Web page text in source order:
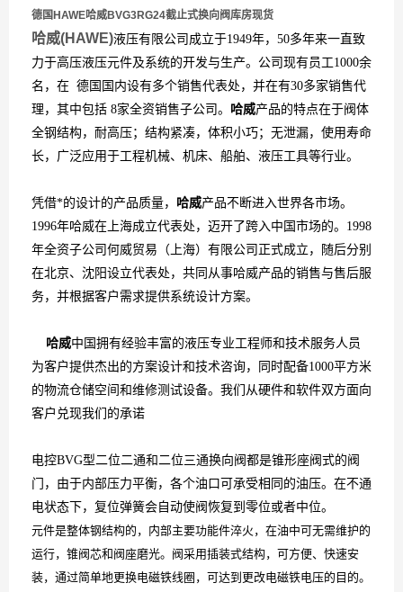
德国HAWE哈威BVG3RG24截止式换向阀库房现货
哈威(HAWE)液压有限公司成立于1949年，50多年来一直致
力于高压液压元件及系统的开发与生产。公司现有员工1000余
名，在 德国国内设有多个销售代表处，并在有30多家销售代
理，其中包括 8家全资销售子公司。 哈威产品的特点在于阀体
全钢结构，耐高压；结构紧凑，体积小巧；无泄漏，使用寿命
长，广泛应用于工程机械、机床、船舶、液压工具等行业。
凭借*的设计的产品质量， 哈威产品不断进入世界各市场。
1996年哈威在上海成立代表处，迈开了跨入中国市场的。1998
年全资子公司何威贸易（上海）有限公司正式成立，随后分别
在北京、沈阳设立代表处，共同从事哈威产品的销售与售后服
务，并根据客户需求提供系统设计方案。
哈威中国拥有经验丰富的液压专业工程师和技术服务人员
为客户提供杰出的方案设计和技术咨询，同时配备1000平方米
的物流仓储空间和维修测试设备。我们从硬件和软件双方面向
客户兑现我们的承诺
电控BVG型二位二通和二位三通换向阀都是锥形座阀式的阀
门，由于内部压力平衡，各个油口可承受相同的油压。在不通
电状态下，复位弹簧会自动使阀恢复到零位或者中位。
元件是整体钢结构的，内部主要功能件淬火，在油中可无需维护的
运行，锥阀芯和阀座磨光。阀采用插装式结构，可方便、快速安
装，通过简单地更换电磁铁线圈，可达到更改电磁铁电压的目的。